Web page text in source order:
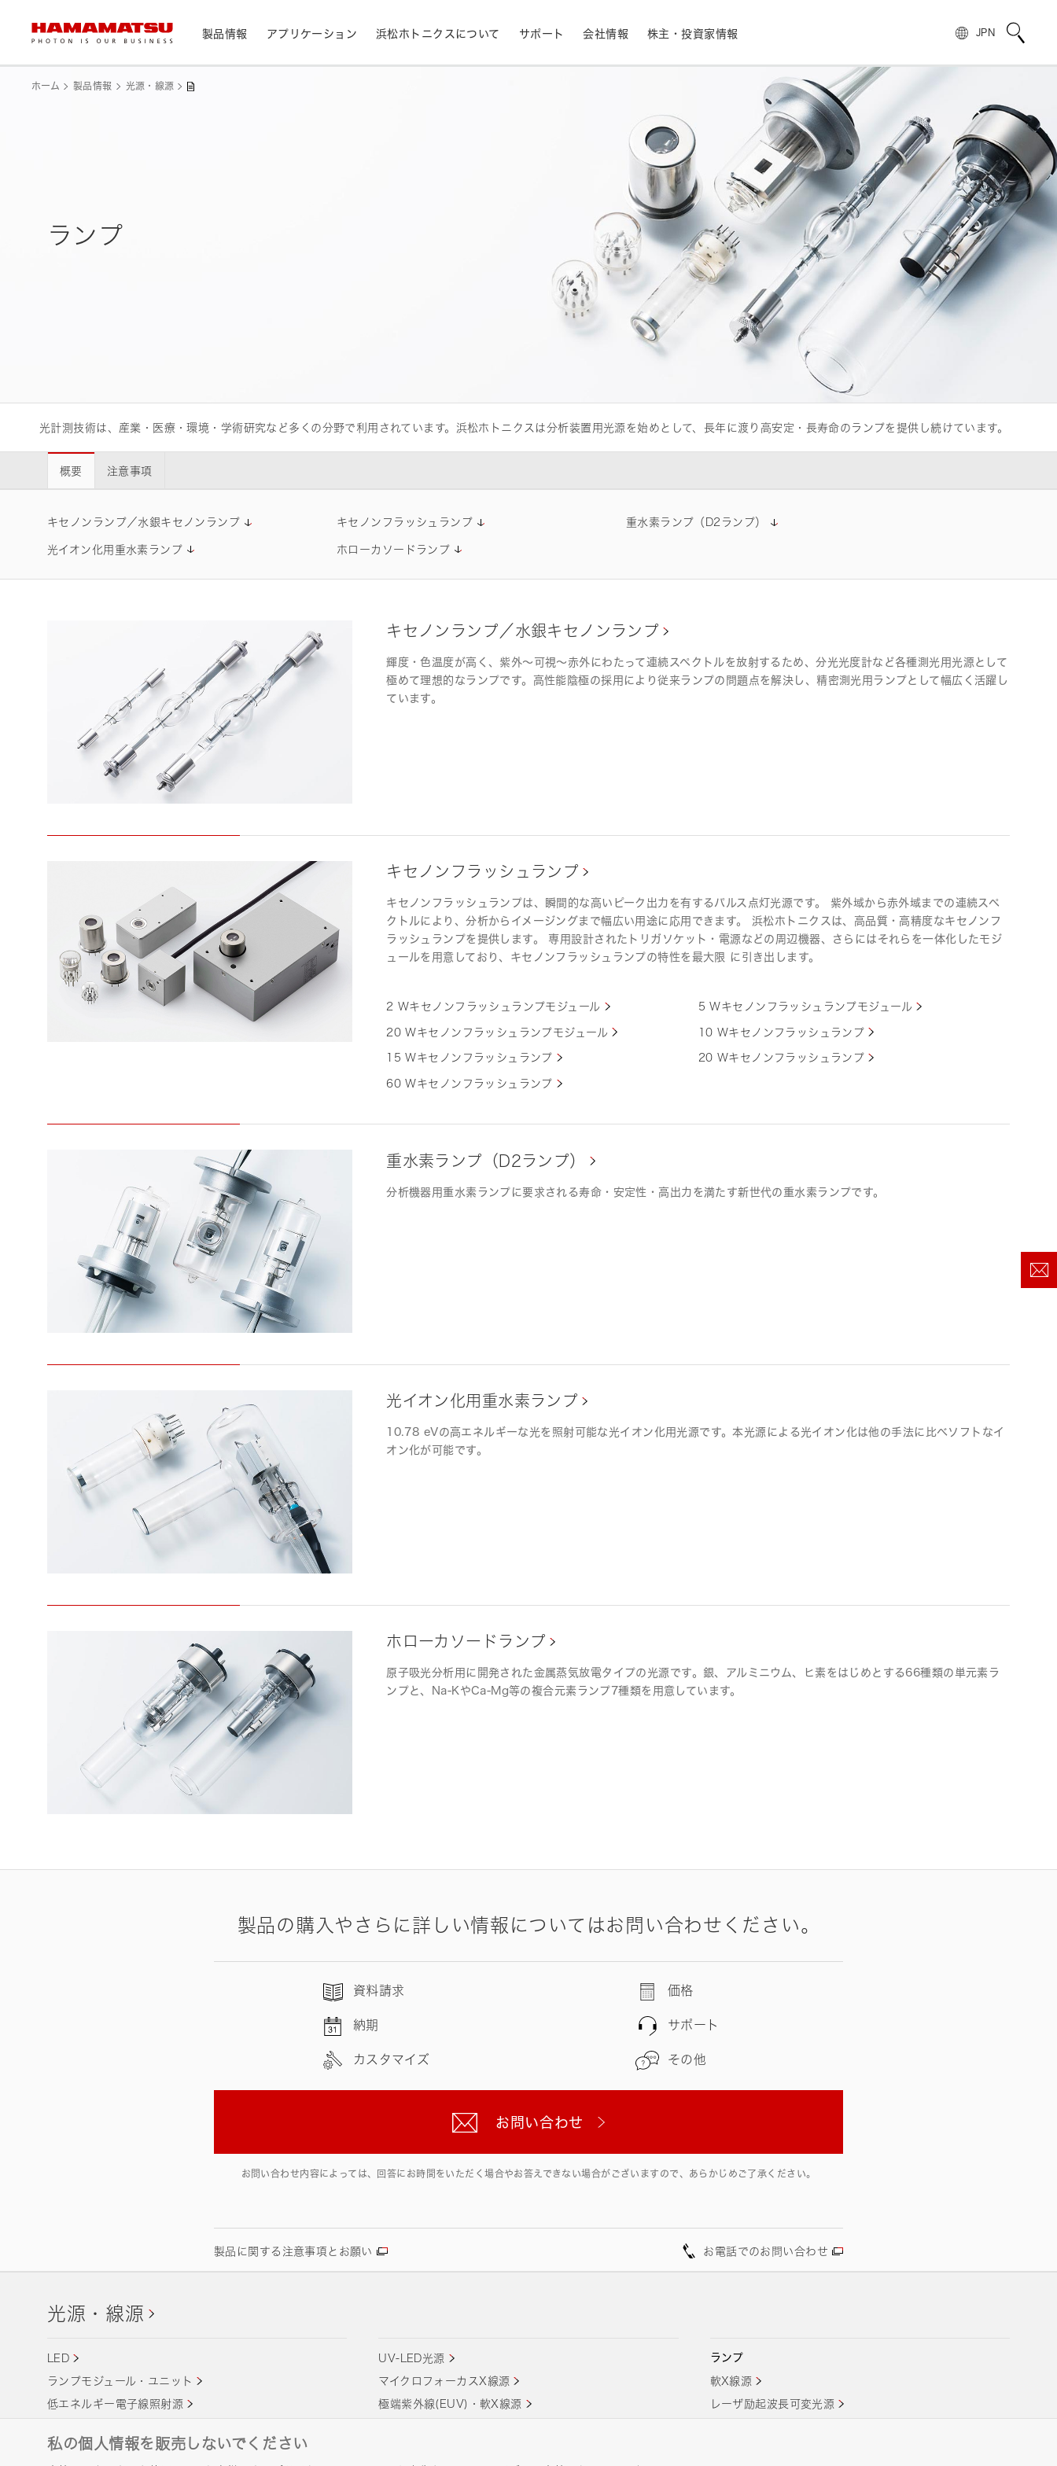
製品情報 アプリケーション 浜松ホトニクスについて サポート 会社情報 株主・投資家情報 JPN
製品情報トップ
レーザ
APD フォトIC
光電子増倍管 (PMT) 光電管
分光器・分光センサ 赤外線センサ
放射線・X線センサ 電子・イオンセンサ
テラヘルツセンサ
品質管理
浜松ホトニクスは品質改善活動に積極的に取り組んで
アプリケーショントップ
産業用機器 非破壊検査
自動車
発光材料評価
量子技術
サポートトップ
RoHS判定検索
校正サービス
用語説明
製品情報のよくあるご質問
製品に関する注意事項とお願い
模倣品の注意
UKCAマーキング制度への対応のお知らせ
会社情報トップ
拠点一覧
ニュース・イベント情報
TOPメッセージ
スピリッツ
浜松ホトニクスの歩み
株主・投資家情報
SNS公式アカウント一覧
株主・投資家情報トップ
トップメッセージ コーポレートガバナンス
財務ハイライト - 業績等の推移（連結
電子公告
ホーム 製品情報 光源・線源
ランプ
光計測技術は、産業・医療・環境・学術研究など多くの分野で利用されています。浜松ホトニクスは分析装置用光源を始めとして、長年に渡り高安定・長寿命のランプを提供し続けています。
概要 注意事項
キセノンランプ／水銀キセノンランプ キセノンフラッシュランプ 重水素ランプ（D2ランプ）
光イオン化用重水素ランプ ホローカソードランプ
キセノンランプ／水銀キセノンランプ
輝度・色温度が高く、紫外～可視～赤外にわたって連続スペクトルを放射するため、分光光度計など各種測光用光源として
極めて理想的なランプです。高性能陰極の採用により従来ランプの問題点を解決し、精密測光用ランプとして幅広く活躍し
ています。
キセノンフラッシュランプ
キセノンフラッシュランプは、瞬間的な高いピーク出力を有するパルス点灯光源です。 紫外域から赤外域までの連続スペ
クトルにより、分析からイメージングまで幅広い用途に応用できます。 浜松ホトニクスは、高品質・高精度なキセノンフ
ラッシュランプを提供します。 専用設計されたトリガソケット・電源などの周辺機器、さらにはそれらを一体化したモジ
ュールを用意しており、キセノンフラッシュランプの特性を最大限 に引き出します。
2 Wキセノンフラッシュランプモジュール
5 Wキセノンフラッシュランプモジュール
20 Wキセノンフラッシュランプモジュール
10 Wキセノンフラッシュランプ
15 Wキセノンフラッシュランプ
20 Wキセノンフラッシュランプ
60 Wキセノンフラッシュランプ
重水素ランプ（D2ランプ）
分析機器用重水素ランプに要求される寿命・安定性・高出力を満たす新世代の重水素ランプです。
光イオン化用重水素ランプ
10.78 eVの高エネルギーな光を照射可能な光イオン化用光源です。本光源による光イオン化は他の手法に比べソフトなイ
オン化が可能です。
ホローカソードランプ
原子吸光分析用に開発された金属蒸気放電タイプの光源です。銀、アルミニウム、ヒ素をはじめとする66種類の単元素ラ
ンプと、Na-KやCa-Mg等の複合元素ランプ7種類を用意しています。
製品の購入やさらに詳しい情報についてはお問い合わせください。
資料請求 価格
納期 サポート
カスタマイズ その他
お問い合わせ
お問い合わせ内容によっては、回答にお時間をいただく場合やお答えできない場合がございますので、あらかじめご了承ください。
製品に関する注意事項とお願い お電話でのお問い合わせ
光源・線源
LED UV-LED光源
ランプ
ランプモジュール・ユニット
マイクロフォーカスX線源
軟X線源
低エネルギー電子線照射源
極端紫外線(EUV)・軟X線源
レーザ励起波長可変光源
私の個人情報を販売しないでください